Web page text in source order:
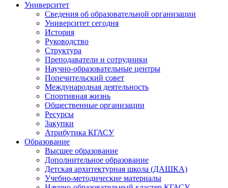
Университет
Сведения об образовательной организации
Университет сегодня
История
Руководство
Структура
Преподаватели и сотрудники
Научно-образовательные центры
Попечительский совет
Международная деятельность
Спортивная жизнь
Общественные организации
Ресурсы
Закупки
Атрибутика КГАСУ
Образование
Высшее образование
Дополнительное образование
Детская архитектурная школа (ДАШКА)
Учебно-методические материалы